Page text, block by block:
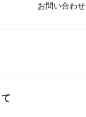
お問い合わせ